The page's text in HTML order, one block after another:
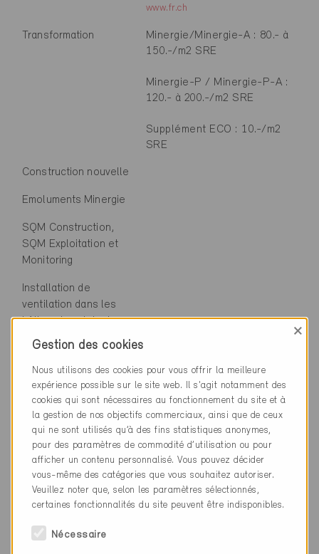
www.fr.ch
Transformation
Minergie/Minergie-A : 80.- à
150.-/m2 SRE
Minergie-P / Minergie-P-A :
120.- à 200.-/m2 SRE
Supplément ECO : 10.-/m2
SRE
Construction nouvelle
Emoluments Minergie
SQM Construction,
SQM Exploitation et
Monitoring
Installation de
ventilation dans les
bâtiments existants
Canton
Genève
www.ge.ch
Transformation
Minergie / Minergie-A : 150.-
à 390.-/m2 SRE
Minergie-P : 190.- à 470.-/m2
SRE
Gestion des cookies
×
Nous utilisons des cookies pour vous offrir la meilleure
expérience possible sur le site web. Il s'agit notamment des
cookies qui sont nécessaires au fonctionnement du site et à
la gestion de nos objectifs commerciaux, ainsi que de ceux
qui ne sont utilisés qu’à des fins statistiques anonymes,
pour des paramètres de commodité d’utilisation ou pour
afficher un contenu personnalisé. Vous pouvez décider
vous-même des catégories que vous souhaitez autoriser.
Veuillez noter que, selon les paramètres sélectionnés,
certaines fonctionnalités du site peuvent être indisponibles.
Nécessaire